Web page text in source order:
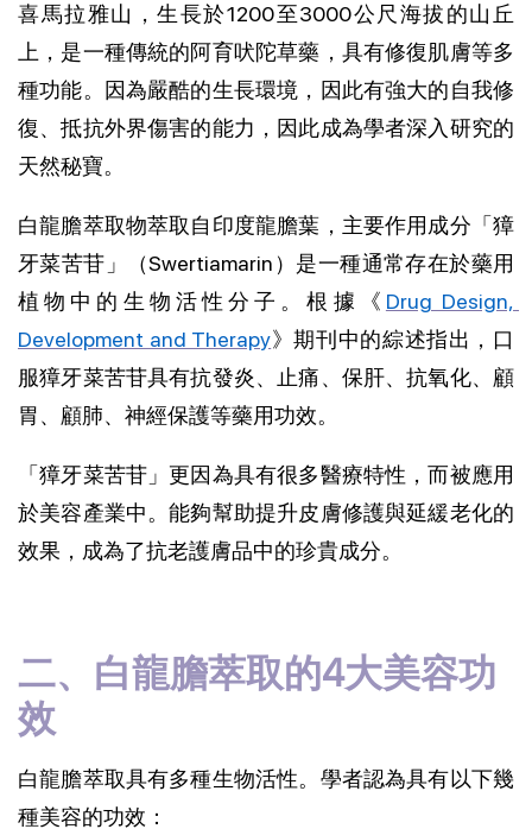
喜馬拉雅山，生長於1200至3000公尺海拔的山丘
上，是一種傳統的阿育吠陀草藥，具有修復肌膚等多
種功能。因為嚴酷的生長環境，因此有強大的自我修
復、抵抗外界傷害的能力，因此成為學者深入研究的
天然秘寶。
白龍膽萃取物萃取自印度龍膽葉，主要作用成分「獐
牙菜苦苷」（Swertiamarin）是一種通常存在於藥用
植物中的生物活性分子。根據《 Drug Design,
Development and Therapy》期刊中的綜述指出，口
服獐牙菜苦苷具有抗發炎、止痛、保肝、抗氧化、顧
胃、顧肺、神經保護等藥用功效。
「獐牙菜苦苷」更因為具有很多醫療特性，而被應用
於美容產業中。能夠幫助提升皮膚修護與延緩老化的
效果，成為了抗老護膚品中的珍貴成分。
二、白龍膽萃取的4大美容功
效
白龍膽萃取具有多種生物活性。學者認為具有以下幾
種美容的功效：